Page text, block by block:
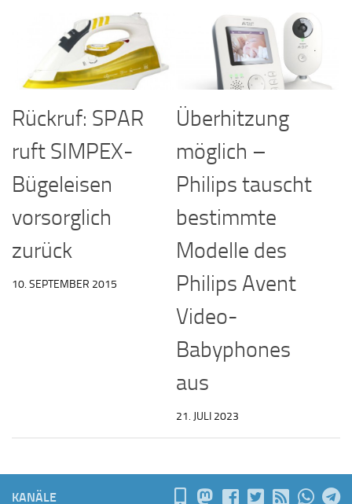
Rückruf: SPAR
ruft SIMPEX-
Bügeleisen
vorsorglich
zurück
10. SEPTEMBER 2015
Überhitzung
möglich –
Philips tauscht
bestimmte
Modelle des
Philips Avent
Video-
Babyphones
aus
21. JULI 2023
KANÄLE